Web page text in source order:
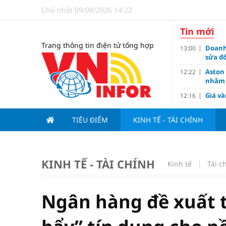
Chủ nhật 09/08/2026 14:22
Trang thông tin điện tử tổng hợp
Tin mới
13:00
sửa
12:22
12:16 Giá
11:59
Họp
Huế:
10:11 5
09:10 Big 4
Thị
08:10
TIÊU ĐIỂM KINH TẾ - TÀI CHÍNH
KINH TẾ - TÀI CHÍNH Kinh tế Tài
Ngân hàng đề xuất